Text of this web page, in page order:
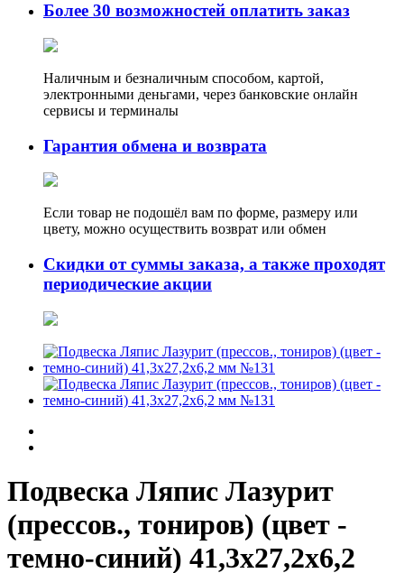
Более 30 возможностей оплатить заказ
Наличным и безналичным способом, картой,
электронными деньгами, через банковские онлайн
сервисы и терминалы
Гарантия обмена и возврата
Если товар не подошёл вам по форме, размеру или
цвету, можно осуществить возврат или обмен
Скидки от суммы заказа, а также проходят
периодические акции
Подвеска Ляпис Лазурит
(прессов., тониров) (цвет -
темно-синий) 41,3х27,2х6,2